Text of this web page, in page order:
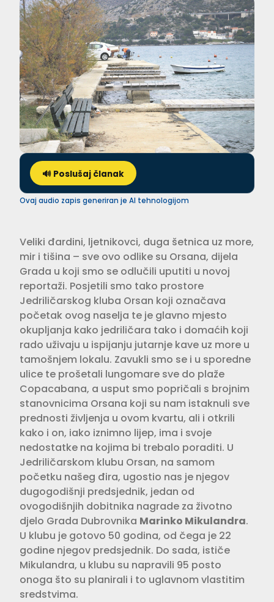
🔊 Poslušaj članak
Ovaj audio zapis generiran je AI tehnologijom
Veliki đardini, ljetnikovci, duga šetnica uz more,
mir i tišina – sve ovo odlike su Orsana, dijela
Grada u koji smo se odlučili uputiti u novoj
reportaži. Posjetili smo tako prostore
Jedriličarskog kluba Orsan koji označava
početak ovog naselja te je glavno mjesto
okupljanja kako jedriličara tako i domaćih koji
rado uživaju u ispijanju jutarnje kave uz more u
tamošnjem lokalu. Zavukli smo se i u sporedne
ulice te prošetali lungomare sve do plaže
Copacabana, a usput smo popričali s brojnim
stanovnicima Orsana koji su nam istaknuli sve
prednosti življenja u ovom kvartu, ali i otkrili
kako i on, iako iznimno lijep, ima i svoje
nedostatke na kojima bi trebalo poraditi. U
Jedriličarskom klubu Orsan, na samom
početku našeg đira, ugostio nas je njegov
dugogodišnji predsjednik, jedan od
ovogodišnjih dobitnika nagrade za životno
djelo Grada Dubrovnika Marinko Mikulandra.
U klubu je gotovo 50 godina, od čega je 22
godine njegov predsjednik. Do sada, ističe
Mikulandra, u klubu su napravili 95 posto
onoga što su planirali i to uglavnom vlastitim
sredstvima.